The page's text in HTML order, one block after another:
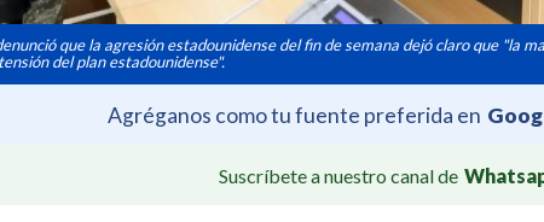
que la agresión estadounidense del fin de semana dejó claro que "la
del plan estadounidense".
Agréganos como tu fuente preferida en
Suscríbete a nuestro canal de